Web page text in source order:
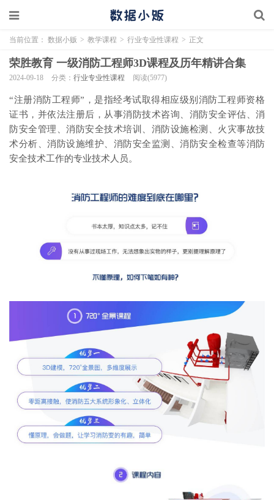
当前位置： 数据小贩 > 教学课程 > 行业专业性课程 > 正文
荣胜教育 一级消防工程师3D课程及历年精讲合集
2024-09-18 分类： 行业专业性课程 阅读(5977)
“注册消防工程师”，是指经考试取得相应级别消防工程师资格
证书，并依法注册后，从事消防技术咨询、消防安全评估、消
防安全管理、消防安全技术培训、消防设施检测、火灾事故技
术分析、消防设施维护、消防安全监测、消防安全检查等消防
安全技术工作的专业技术人员。